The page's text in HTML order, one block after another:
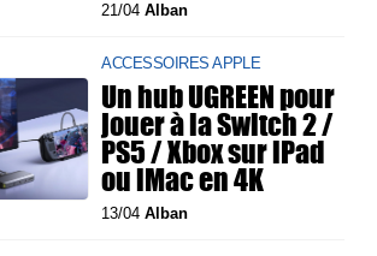
21/04Alban
ACCESSOIRES APPLE
Un hub UGREEN pour
jouer à la Switch 2 /
PS5 / Xbox sur iPad
ou iMac en 4K
13/04Alban